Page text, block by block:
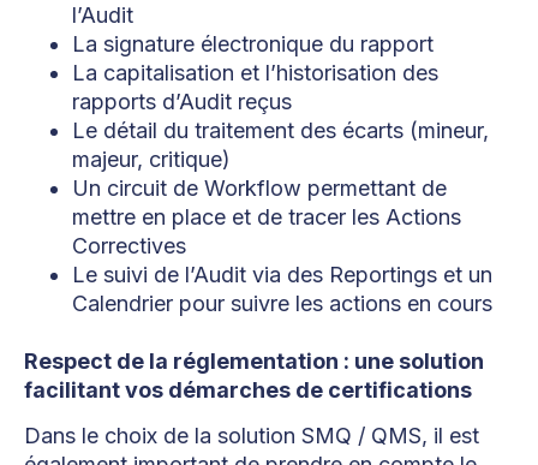
l’Audit
La signature électronique du rapport
La capitalisation et l’historisation des
rapports d’Audit reçus
Le détail du traitement des écarts (mineur,
majeur, critique)
Un circuit de Workflow permettant de
mettre en place et de tracer les Actions
Correctives
Le suivi de l’Audit via des Reportings et un
Calendrier pour suivre les actions en cours
Respect de la réglementation : une solution
facilitant vos démarches de certifications
Dans le choix de la solution SMQ / QMS, il est